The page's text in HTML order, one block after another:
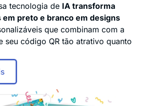
tecnologia de IA transforma
preto e branco em designs
que combinam com a
seu código QR tão atrativo quanto